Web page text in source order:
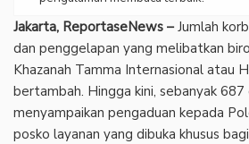
Jakarta, ReportaseNews –Jumlah
dan penggelapan yang melibatkan
Khazanah Tamma Internasional atau
bertambah. Hingga kini, sebanyak
menyampaikan pengaduan kepada
posko layanan yang dibuka khusus